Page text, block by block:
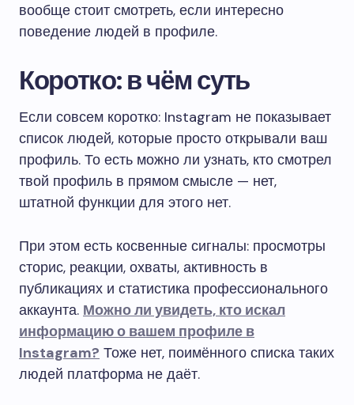
вообще стоит смотреть, если интересно
поведение людей в профиле.
Коротко: в чём суть
Если совсем коротко: Instagram не показывает
список людей, которые просто открывали ваш
профиль. То есть можно ли узнать, кто смотрел
твой профиль в прямом смысле — нет,
штатной функции для этого нет.
При этом есть косвенные сигналы: просмотры
сторис, реакции, охваты, активность в
публикациях и статистика профессионального
аккаунта. Можно ли увидеть, кто искал
информацию о вашем профиле в
Instagram? Тоже нет, поимённого списка таких
людей платформа не даёт.